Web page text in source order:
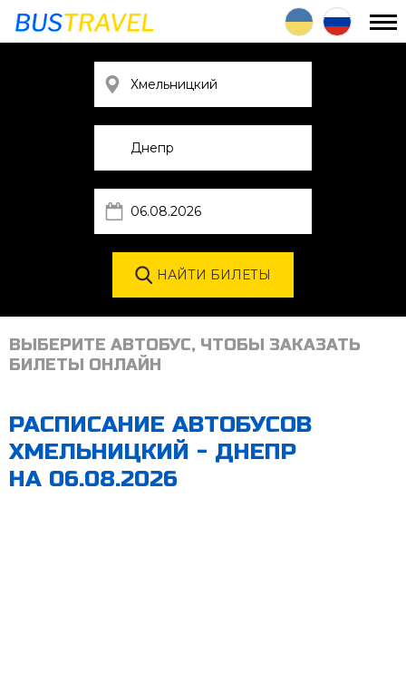
ВЫБЕРИТЕ АВТОБУС, ЧТОБЫ ЗАКАЗАТЬ
БИЛЕТЫ ОНЛАЙН
РАСПИСАНИЕ АВТОБУСОВ
ХМЕЛЬНИЦКИЙ - ДНЕПР
НА 06.08.2026